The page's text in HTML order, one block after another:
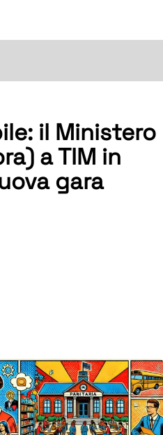
il Ministero
a TIM in
gara